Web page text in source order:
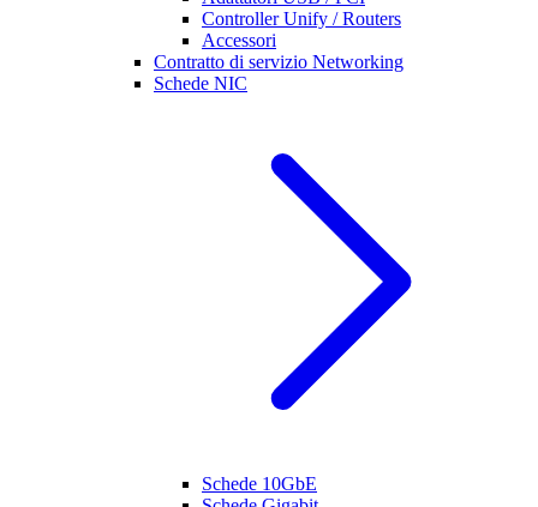
Controller Unify / Routers
Accessori
Contratto di servizio Networking
Schede NIC
Schede 10GbE